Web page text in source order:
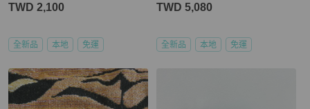
TWD 2,100
全新品 本地 免運
TWD 5,080
全新品 本地 免運